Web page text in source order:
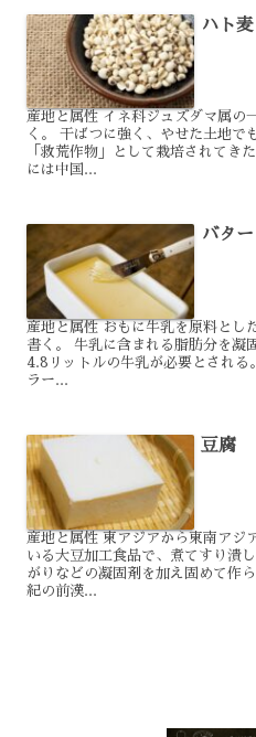
ハト麦
産地と属性 イネ科ジュズダマ属の
く。 干ばつに強く、やせた土地で
「救荒作物」として栽培されてき
には中国...
バター
産地と属性 おもに牛乳を原料とし
書く。 牛乳に含まれる脂肪分を凝
4.8リットルの牛乳が必要とされる
ラー...
豆腐
産地と属性 東アジアから東南アジ
いる大豆加工食品で、煮てすり潰
がりなどの凝固剤を加え固めて作
紀の前漢...